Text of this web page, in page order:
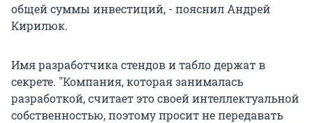
общей суммы инвестиций, - пояснил Андрей
Кирилюк.
Имя разработчика стендов и табло держат в
секрете. "Компания, которая занималась
разработкой, считает это своей интеллектуальной
собственностью, поэтому просит не передавать